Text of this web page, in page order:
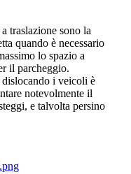
traslazione sono la
quando è necessario
lo spazio a
il parcheggio.
i veicoli è
notevolmente il
e talvolta persino